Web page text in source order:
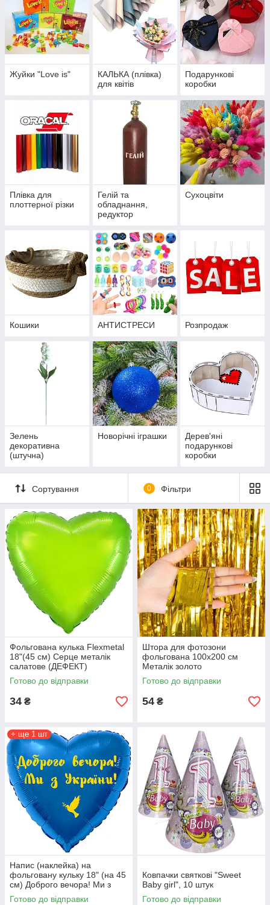
Жуйки "Love is"
КАЛЬКА (плівка)
для квітів
Подарункові
коробки
Плівка для
плоттерної різки
Гелій та
обладнання,
редуктор
Сухоцвіти
Кошики АНТИСТРЕСИ Розпродаж
Зелень
декоративна
(штучна)
Новорічні іграшки
Дерев'яні
подарункові
коробки
Сортування 0 Фільтри
Фольгована кулька Flexmetal
18"(45 см) Серце металік
салатове (ДЕФЕКТ)
Готово до відправки
34 ₴
Штора для фотозони
фольгована 100х200 см
Металік золото
Готово до відправки
54 ₴
+ ще 1 шт
Напис (наклейка) на
фольговану кульку 18" (на 45
см) Доброго вечора! Ми з
України! (будь-який колір)
Готово до відправки
Ковпачки святкові "Sweet
Baby girl", 10 штук
Готово до відправки